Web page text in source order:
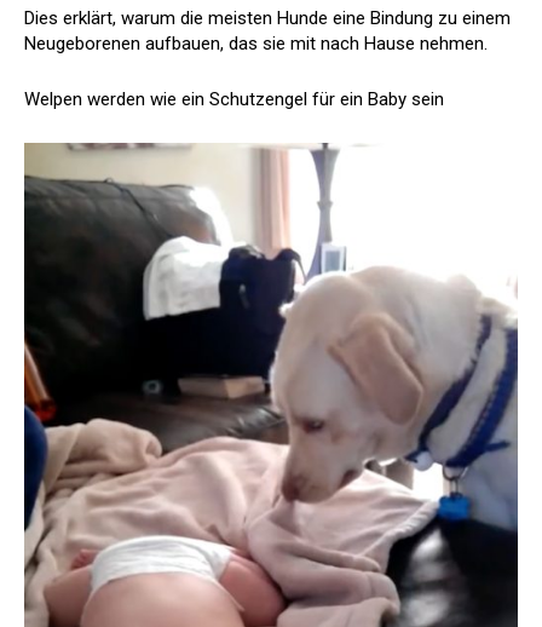
Dies erklärt, warum die meisten Hunde eine Bindung zu einem
Neugeborenen aufbauen, das sie mit nach Hause nehmen.
Welpen werden wie ein Schutzengel für ein Baby sein